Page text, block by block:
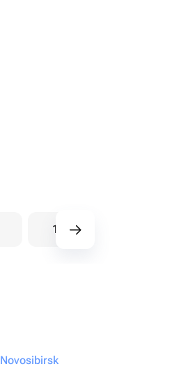
101 Roses
Novosibirsk